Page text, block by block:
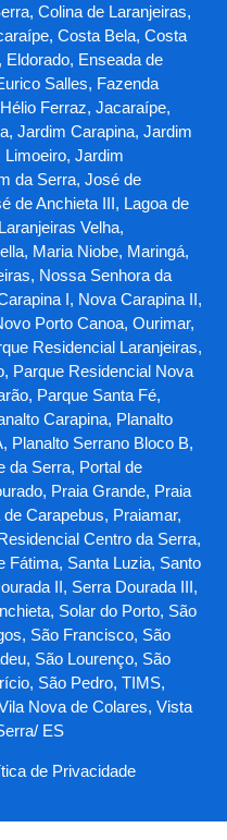
Colina de Laranjeiras,
Costa Bela, Costa
Eldorado, Enseada de
Salles, Fazenda
Ferraz, Jacaraípe,
Jardim Carapina, Jardim
Jardim
da Serra, José de
de Anchieta III, Lagoa de
Velha,
Maria Niobe, Maringá,
Nossa Senhora da
I, Nova Carapina II,
Porto Canoa, Ourimar,
Residencial Laranjeiras,
Parque Residencial Nova
Parque Santa Fé,
Carapina, Planalto
Planalto Serrano Bloco B,
da Serra, Portal de
Praia Grande, Praia
Carapebus, Praiamar,
Centro da Serra,
Fátima, Santa Luzia, Santo
II, Serra Dourada III,
Solar do Porto, São
São Francisco, São
São Lourenço, São
São Pedro, TIMS,
Nova de Colares, Vista
ES
de Privacidade